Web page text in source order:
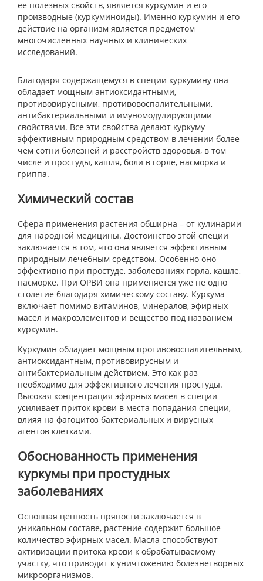
ее полезных свойств, является куркумин и его
производные (куркуминоиды). Именно куркумин и его
действие на организм является предметом
многочисленных научных и клинических
исследований.
Благодаря содержащемуся в специи куркумину она
обладает мощным антиоксидантными,
противовирусными, противовоспалительными,
антибактериальными и имуномодулирующими
свойствами. Все эти свойства делают куркуму
эффективным природным средством в лечении более
чем сотни болезней и расстройств здоровья, в том
числе и простуды, кашля, боли в горле, насморка и
гриппа.
Химический состав
Сфера применения растения обширна – от кулинарии
для народной медицины. Достоинство этой специи
заключается в том, что она является эффективным
природным лечебным средством. Особенно оно
эффективно при простуде, заболеваниях горла, кашле,
насморке. При ОРВИ она применяется уже не одно
столетие благодаря химическому составу. Куркума
включает помимо витаминов, минералов, эфирных
масел и макроэлементов и вещество под названием
куркумин.
Куркумин обладает мощным противовоспалительным,
антиоксидантным, противовирусным и
антибактериальным действием. Это как раз
необходимо для эффективного лечения простуды.
Высокая концентрация эфирных масел в специи
усиливает приток крови в места попадания специи,
влияя на фагоцитоз бактериальных и вирусных
агентов клетками.
Обоснованность применения
куркумы при простудных
заболеваниях
Основная ценность пряности заключается в
уникальном составе, растение содержит большое
количество эфирных масел. Масла способствуют
активизации притока крови к обрабатываемому
участку, что приводит к уничтожению болезнетворных
микроорганизмов.